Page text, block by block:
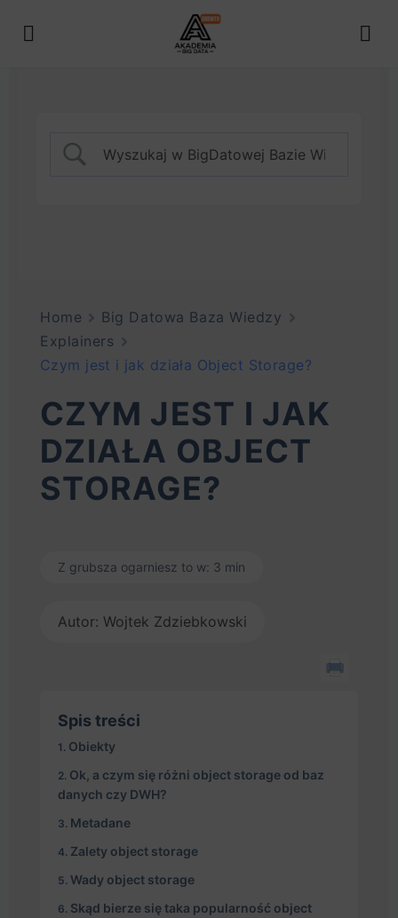
Home
Big Datowa Baza Wiedzy
Explainers
Czym jest i jak działa Object Storage?
CZYM JEST I JAK
DZIAŁA OBJECT
STORAGE?
Z grubsza ogarniesz to w: 3 min
Autor: Wojtek Zdziebkowski
Spis treści
Obiekty
Ok, a czym się różni object storage od baz
danych czy DWH?
Metadane
Zalety object storage
Wady object storage
Skąd bierze się taka popularność object